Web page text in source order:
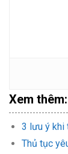
Xem thêm:
3 lưu ý khi
Thủ tục